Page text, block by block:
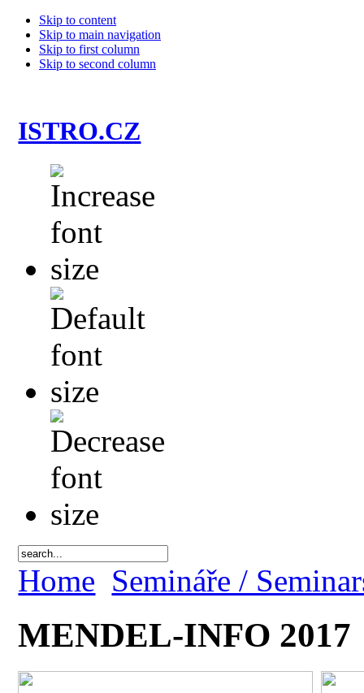
Skip to content
Skip to main navigation
Skip to first column
Skip to second column
ISTRO.CZ
Home Semináře /
MENDEL-INFO 2017